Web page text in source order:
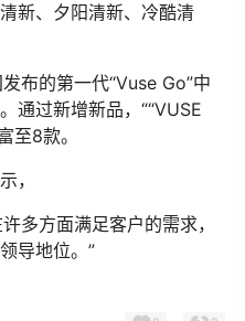
新、夕阳清新、冷酷清
布的第一代“Vuse Go”中
通过新增新品，““VUSE
至8款。
，
多方面满足客户的需求，
导地位。”